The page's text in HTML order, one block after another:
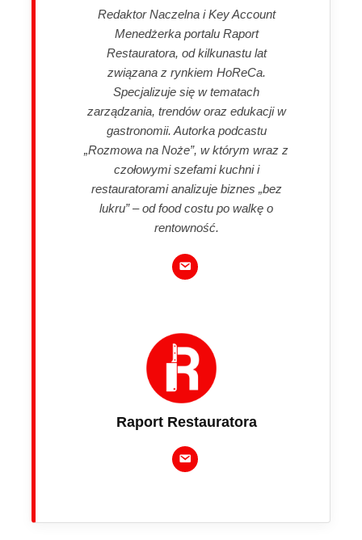
Redaktor Naczelna i Key Account
Menedżerka portalu Raport
Restauratora, od kilkunastu lat
związana z rynkiem HoReCa.
Specjalizuje się w tematach
zarządzania, trendów oraz edukacji w
gastronomii. Autorka podcastu
„Rozmowa na Noże”, w którym wraz z
czołowymi szefami kuchni i
restauratorami analizuje biznes „bez
lukru” – od food costu po walkę o
rentowność.
Raport Restauratora